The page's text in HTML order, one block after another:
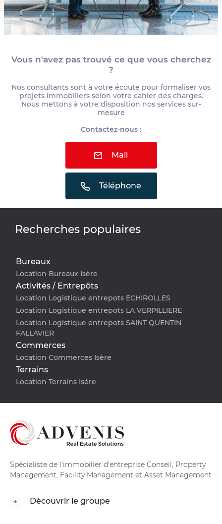
Vous n'avez pas trouvé ce que vous cherchez
?
Nos consultants sont à votre écoute pour formaliser vos
projets immobiliers selon votre cahier des charges.
Nous mettons à votre disposition nos services sur-
mesure
Contactez-nous :
Mail
Téléphone
Recherches populaires
Bureaux
Location Bureaux Isère
Activités / Entrepôts
Location Logistique entrepots ECHIROLLES
Location Logistique entrepots LA VERPILLIERE
Location Logistique entrepots SAINT QUENTIN
FALLAVIER
Commerces
Location Commerces Isère
Terrains
Location Terrains Isère
Spécialiste de l'immobilier d'entreprise Conseil, Property
Management, Facility Management et Asset Management
Découvrir le groupe